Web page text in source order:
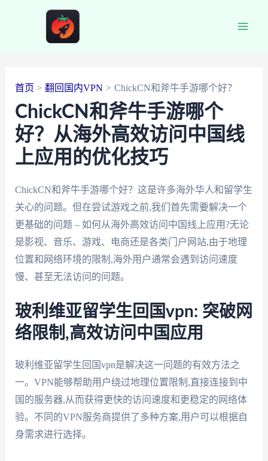
首页 翻回国内VPN ChickCN和斧牛手游哪个好？
ChickCN和斧牛手游哪个
好？从海外高效访问中国线
上应用的优化技巧
ChickCN和斧牛手游哪个好？这是许多海外华人和留学生
关心的问题。但在尝试游戏之前,我们首先需要解决一个
更基础的问题 – 如何从海外高效访问中国线上应用?无论
是影视、音乐、游戏、电商还是各类门户网站,由于地理
位置和网络环境的限制,海外用户通常会遇到访问速度
慢、甚至无法访问的问题。
玻利维亚留学生回国vpn: 突破网
络限制,高效访问中国应用
玻利维亚留学生回国vpn是解决这一问题的有效方法之
一。VPN能够帮助用户绕过地理位置限制,直接连接到中
国的服务器,从而获得更快的访问速度和更稳定的网络体
验。不同的VPN服务商提供了多种方案,用户可以根据自
身需求进行选择。